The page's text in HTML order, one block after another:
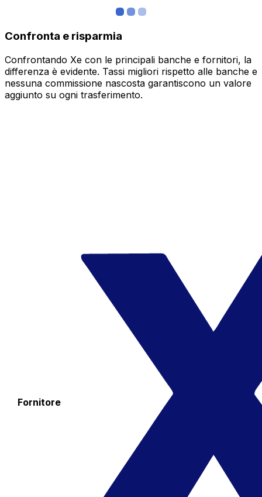
Confronta e risparmia
Confrontando Xe con le principali banche e fornitori, la
differenza è evidente. Tassi migliori rispetto alle banche e
nessuna commissione nascosta garantiscono un valore
aggiunto su ogni trasferimento.
Fornitore